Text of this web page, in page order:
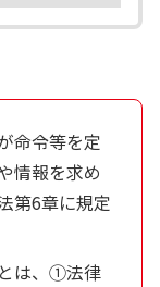
命令等を定
情報を求め
第6章に規定
は、①法律